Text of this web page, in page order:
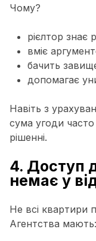
Чому?
рієлтор знає
вміє
бачить
допомагає
Навіть з
сума угоди
рішенні.
4. Доступ
немає у
Не всі квартири
Агентства мають: